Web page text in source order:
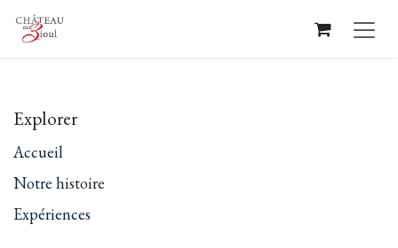
Se rendre au contenu
Explorer
Accueil
Notre histoire
Expériences